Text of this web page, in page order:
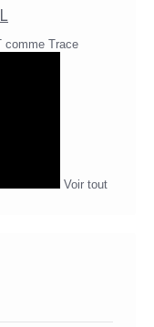
comme Trace
Voir tout